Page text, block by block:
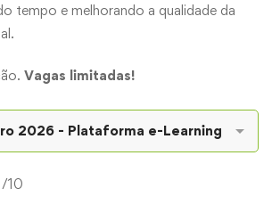
tempo e melhorando a qualidade da
Vagas limitadas!
10